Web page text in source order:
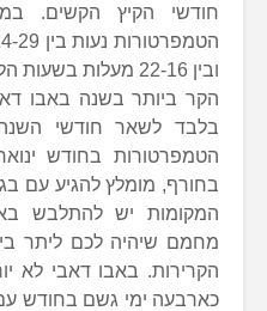
חודשי הקיץ הקשים.
ובין 22-16 מעלות
הקר ביותר בשנה באבו
בלבד לשאר חודשי
בחורף, מומלץ להגיע עם
המקומות יש להתלבש
מחמם שיהיה לכם ליתר
הקרירות. באבו דאבי לא
כארבעה ימי גשם בחודש